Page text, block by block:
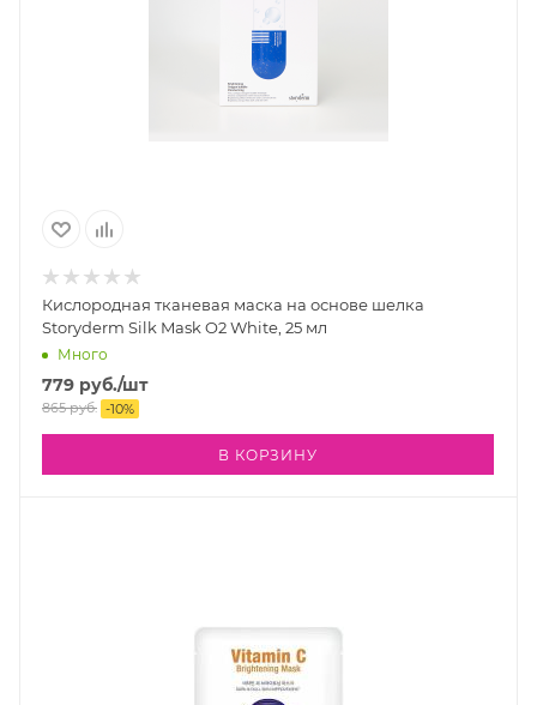
Кислородная тканевая маска на основе шелка
Storyderm Silk Mask O2 White, 25 мл
Много
779 руб./шт
865руб. -10%
В КОРЗИНУ